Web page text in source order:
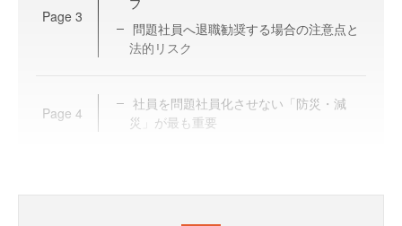
Page 3
問題社員へ退職勧奨する場合の注意点と
法的リスク
Page 4
社員を問題社員化させない「防災・減
災」が最も重要